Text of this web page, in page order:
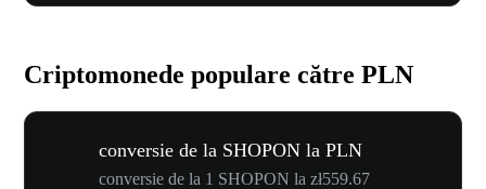
Criptomonede populare către PLN
conversie de la SHOPON la PLN
conversie de la 1 SHOPON la zł559.67